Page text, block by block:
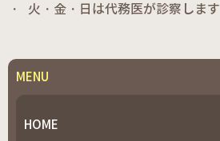
火・金・日は代務医が診察します
MENU
HOME